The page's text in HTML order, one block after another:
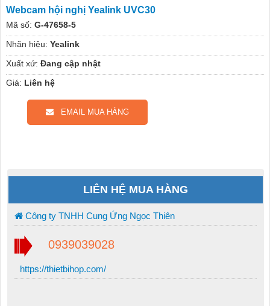
Webcam hội nghị Yealink UVC30
Mã số: G-47658-5
Nhãn hiệu: Yealink
Xuất xứ: Đang cập nhật
Giá: Liên hệ
EMAIL MUA HÀNG
LIÊN HỆ MUA HÀNG
Công ty TNHH Cung Ứng Ngọc Thiên
0939039028
https://thietbihop.com/